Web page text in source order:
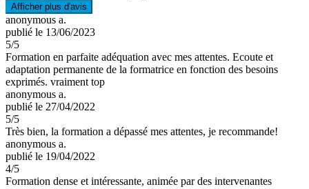
Afficher plus d'avis
anonymous a.
publié le 13/06/2023
5/5
Formation en parfaite adéquation avec mes attentes. Ecoute et
adaptation permanente de la formatrice en fonction des besoins
exprimés. vraiment top
anonymous a.
publié le 27/04/2022
5/5
Très bien, la formation a dépassé mes attentes, je recommande!
anonymous a.
publié le 19/04/2022
4/5
Formation dense et intéressante, animée par des intervenantes